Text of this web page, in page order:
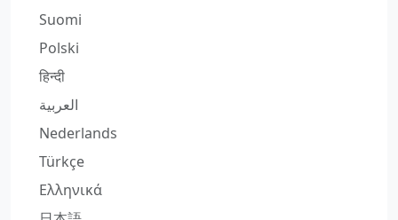
Suomi
Polski
हिन्दी
العربية
Nederlands
Türkçe
Ελληνικά